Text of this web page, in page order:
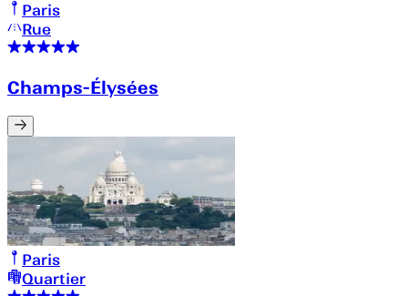
Paris
Rue
Champs-Élysées
Paris
Quartier